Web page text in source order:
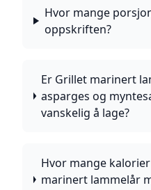
Hvor mange
oppskriften?
Er Grillet marinert
asparges og
vanskelig å lage?
Hvor mange
marinert lammelår